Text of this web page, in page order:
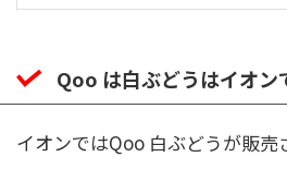
Qoo は白ぶどうはイオン
イオンではQoo 白ぶどうが販売